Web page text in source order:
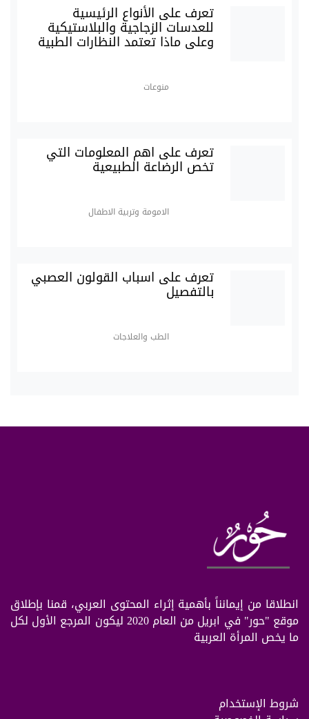
تعرف على الأنواع الرئيسية
للعدسات الزجاجية والبلاستيكية
وعلى ماذا تعتمد النظارات الطبية
منوعات
تعرف على اهم المعلومات التي
تخص الرضاعة الطبيعية
الامومة وتربية الاطفال
تعرف على اسباب القولون العصبي
بالتفصيل
الطب والعلاجات
انطلاقا من إيمانناً بأهمية إثراء المحتوى العربي، قمنا بإطلاق
موقع "حور" في ابريل من العام 2020 ليكون المرجع الأول لكل
ما يخص المرأة العربية
شروط الإستخدام